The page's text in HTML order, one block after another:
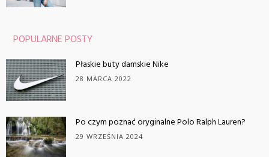
POPULARNE POSTY
Płaskie buty damskie Nike
28 MARCA 2022
Po czym poznać oryginalne Polo Ralph Lauren?
29 WRZEŚNIA 2024